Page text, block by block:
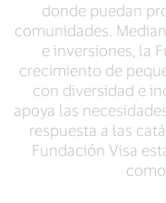
donde puedan
comunidades.
e inversiones, la
crecimiento de
con diversidad e
apoya las
respuesta a las
Fundación Visa